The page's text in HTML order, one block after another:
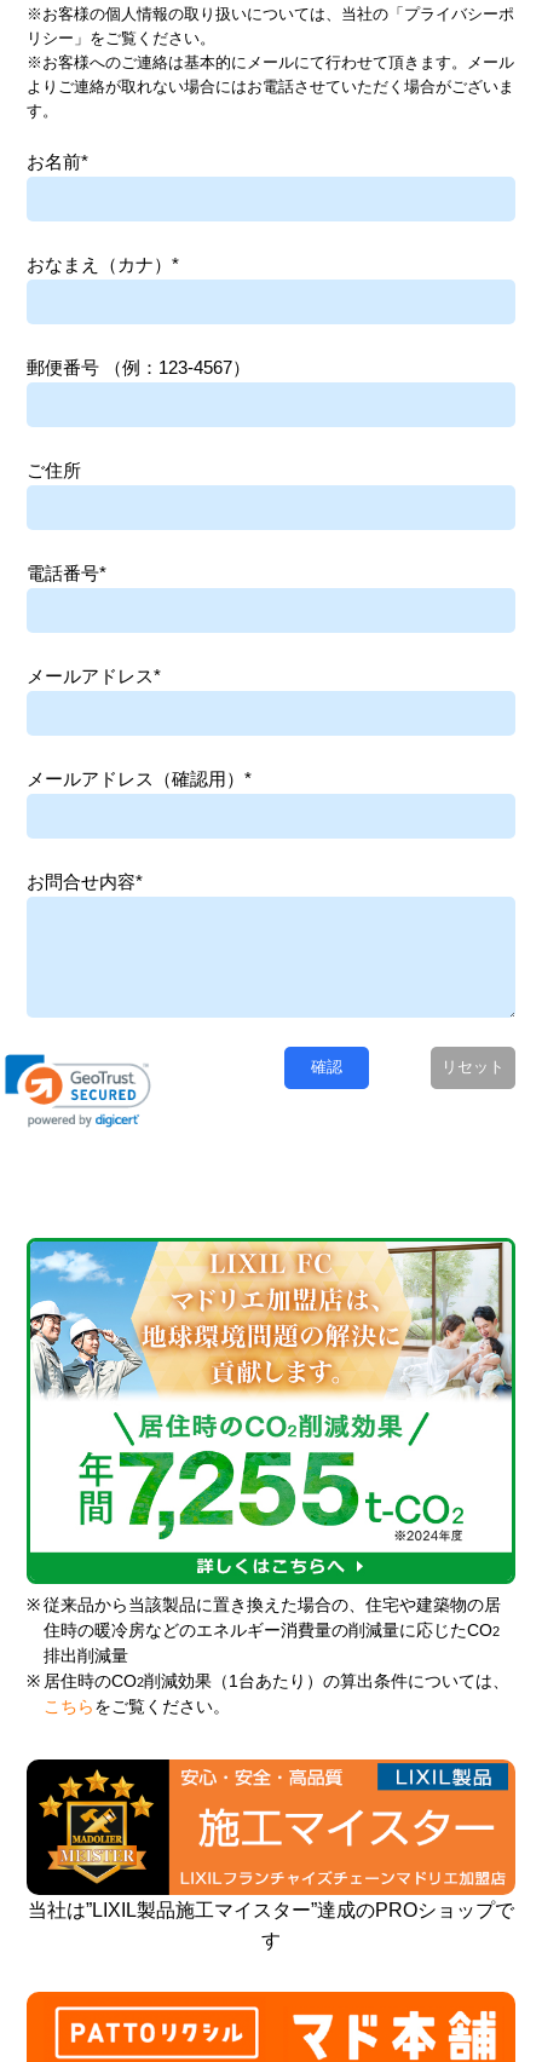
※お客様の個人情報の取り扱いについては、当社の 「プライバシーポ
リシー」 をご覧ください。
※お客様へのご連絡は基本的にメールにて行わせて頂きます。メール
よりご連絡が取れない場合にはお電話させていただく場合がございま
す。
お名前*
おなまえ（カナ）*
郵便番号 （例：123-4567）
ご住所
電話番号*
メールアドレス*
メールアドレス（確認用）*
お問合せ内容*
※ 従来品から当該製品に置き換えた場合の、住宅や建築物の居
住時の暖冷房などのエネルギー消費量の削減量に応じたCO2
排出削減量
※ 居住時のCO2削減効果（1台あたり）の算出条件については、
こちら をご覧ください。
当社は”LIXIL製品施工マイスター”達成のPROショップで
す